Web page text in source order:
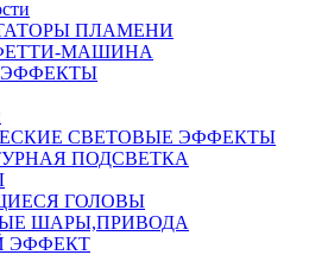
ПЛАМЕНИ
МАШИНА
СВЕТОВЫЕ ЭФФЕКТЫ
ПОДСВЕТКА
ГОЛОВЫ
ШАРЫ,ПРИВОДА
ЭФФЕКТ